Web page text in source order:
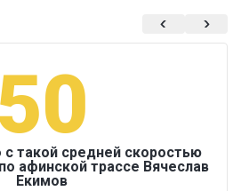
50
такой средней скоростью
афинской трассе Вячеслав
Екимов